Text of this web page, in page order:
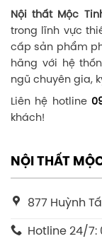
Nội thất Mộc
trong lĩnh vực
cấp sản phẩm
hãng với hệ
ngũ chuyên gia,
Liên hệ hotline
khách!
NỘI THẤT
877 Huỳnh
Hotline 24/7: